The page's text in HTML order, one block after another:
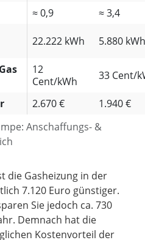
Anschaffungs- &
≈ 0,9
≈ 3,4
22.222 kWh 5.880 kWh
12
Cent/kWh
33 Cent/
2.670 € 1.940 €
die Gasheizung in der
7.120 Euro günstiger.
Sie jedoch ca. 730
Demnach hat die
Kostenvorteil der